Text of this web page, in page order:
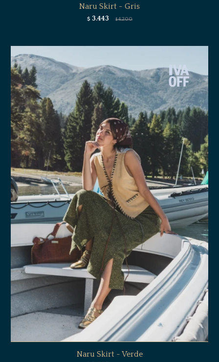
Naru Skirt - Gris
$ 3.443 $ 4.200
Naru Skirt - Verde